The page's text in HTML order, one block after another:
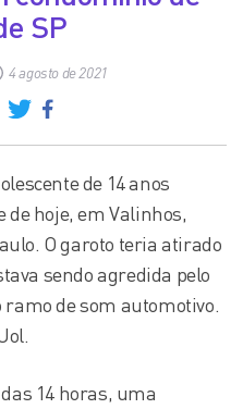
SP
4 agosto de 2021
de 14 anos
hoje, em Valinhos,
O garoto teria atirado
sendo agredida pelo
de som automotivo.
14 horas, uma